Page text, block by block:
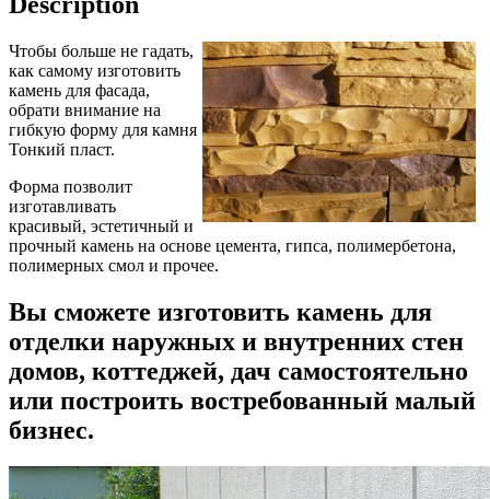
Чтобы больше не гадать,
как самому изготовить
камень для фасада,
обрати внимание на
гибкую форму для камня
Тонкий пласт.
Форма позволит
изготавливать
красивый, эстетичный и
прочный камень на основе цемента, гипса, полимербетона,
полимерных смол и прочее.
Вы сможете изготовить камень для
отделки наружных и внутренних стен
домов, коттеджей, дач самостоятельно
или построить востребованный малый
бизнес.